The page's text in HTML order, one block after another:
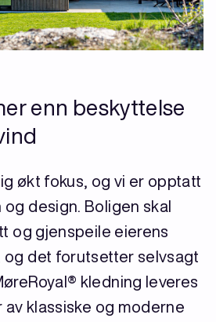
enn beskyttelse
økt fokus, og vi er opptatt
design. Boligen skal
og gjenspeile eierens
og det forutsetter selvsagt
kledning leveres
klassiske og moderne